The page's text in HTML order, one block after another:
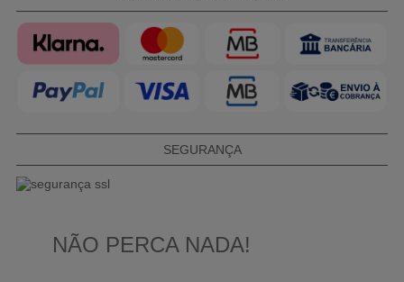
SEGURANÇA